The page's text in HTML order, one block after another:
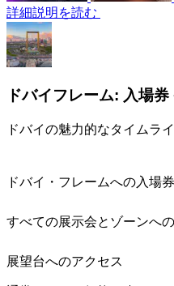
詳細説明を読む
ドバイフレーム: 入場
ドバイの魅力的なタイムラ
ドバイ・フレームへの入場券
すべての展示会とゾーンへ
展望台へのアクセス